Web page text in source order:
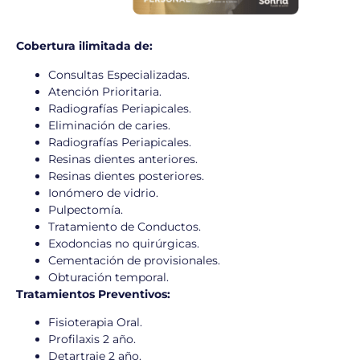
Cobertura ilimitada de:
Consultas Especializadas.
Atención Prioritaria.
Radiografías Periapicales.
Eliminación de caries.
Radiografías Periapicales.
Resinas dientes anteriores.
Resinas dientes posteriores.
Ionómero de vidrio.
Pulpectomía.
Tratamiento de Conductos.
Exodoncias no quirúrgicas.
Cementación de provisionales.
Obturación temporal.
Tratamientos Preventivos:
Fisioterapia Oral.
Profilaxis 2 año.
Detartraje 2 año.